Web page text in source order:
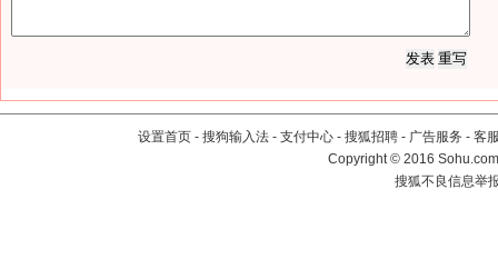
设置首页 - 搜狗输入法 - 支付中心 - 搜狐招聘 - 广告服务 - 客
Copyright©2016
搜狐不良信息举